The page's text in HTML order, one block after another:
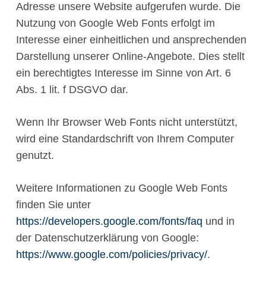
Adresse unsere Website aufgerufen wurde. Die
Nutzung von Google Web Fonts erfolgt im
Interesse einer einheitlichen und ansprechenden
Darstellung unserer Online-Angebote. Dies stellt
ein berechtigtes Interesse im Sinne von Art. 6
Abs. 1 lit. f DSGVO dar.
Wenn Ihr Browser Web Fonts nicht unterstützt,
wird eine Standardschrift von Ihrem Computer
genutzt.
Weitere Informationen zu Google Web Fonts
finden Sie unter
https://developers.google.com/fonts/faq und in
der Datenschutzerklärung von Google:
https://www.google.com/policies/privacy/.